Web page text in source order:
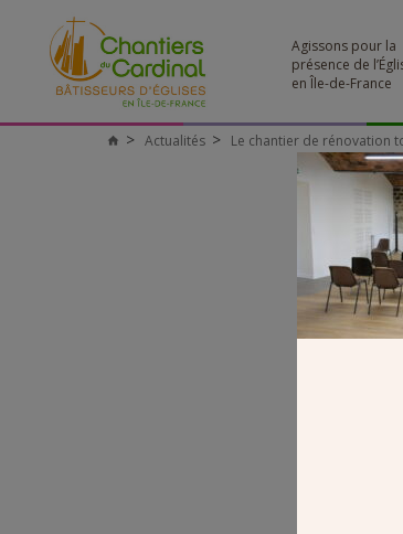
Agissons pour la
présence de
en Île-de-France
Chantiers
Actualités Le chantier de rénovation